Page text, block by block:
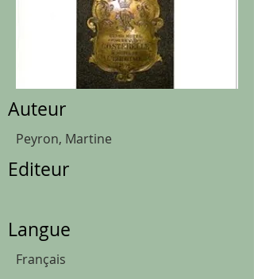
Auteur
Peyron, Martine
Editeur
Langue
Français